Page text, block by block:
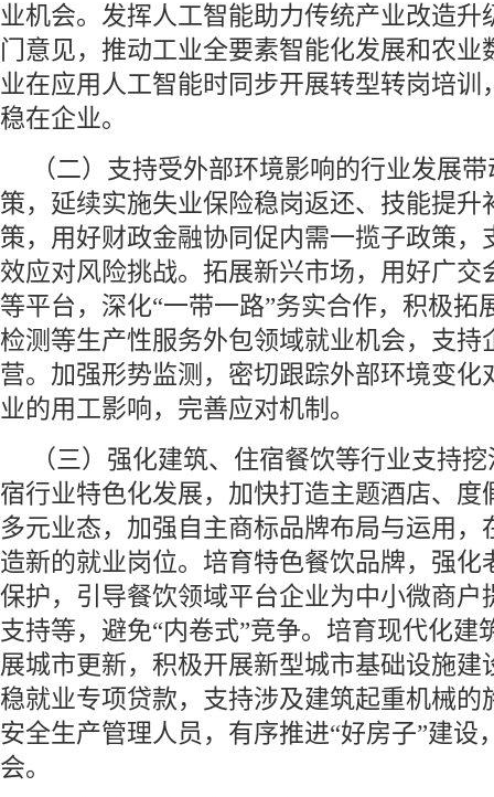
业机会。发挥人工智能助力传统产业改造升
门意见，推动工业全要素智能化发展和农业
业在应用人工智能时同步开展转型转岗培训
稳在企业。
（二）支持受外部环境影响的行业发展
策，延续实施失业保险稳岗返还、技能提升
策，用好财政金融协同促内需一揽子政策，
效应对风险挑战。拓展新兴市场，用好广交
等平台，深化“一带一路”务实合作，积极拓
检测等生产性服务外包领域就业机会，支持
营。加强形势监测，密切跟踪外部环境变化
业的用工影响，完善应对机制。
（三）强化建筑、住宿餐饮等行业支持
宿行业特色化发展，加快打造主题酒店、度
多元业态，加强自主商标品牌布局与运用，
造新的就业岗位。培育特色餐饮品牌，强化
保护，引导餐饮领域平台企业为中小微商户
支持等，避免“内卷式”竞争。培育现代化建
展城市更新，积极开展新型城市基础设施建
稳就业专项贷款，支持涉及建筑起重机械的
安全生产管理人员，有序推进“好房子”建设
会。